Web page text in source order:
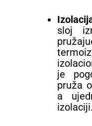
sloj
je
pruža
a
izolaciji.